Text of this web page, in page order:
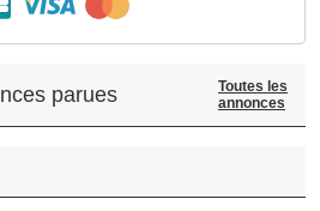
parues
Toutes les
annonces